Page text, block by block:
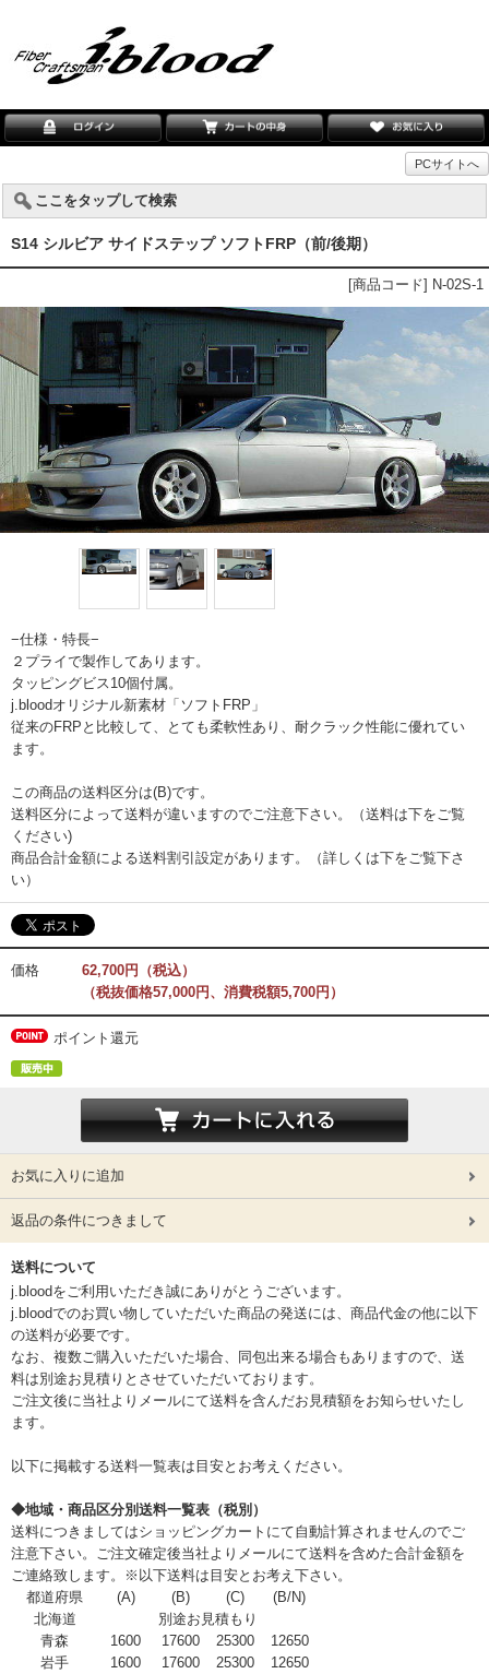
PCサイトへ
ここをタップして検索
S14 シルビア サイドステップ ソフトFRP（前/後期）
[商品コード] N-02S-1
−仕様・特長−
２プライで製作してあります。
タッピングビス10個付属。
j.bloodオリジナル新素材「ソフトFRP」
従来のFRPと比較して、とても柔軟性あり、耐クラック性能に優れてい
ます。
この商品の送料区分は(B)です。
送料区分によって送料が違いますのでご注意下さい。（送料は下をご覧
ください)
商品合計金額による送料割引設定があります。（詳しくは下をご覧下さ
い）
価格
62,700円（税込）
（税抜価格57,000円、消費税額5,700円）
ポイント還元
お気に入りに追加
返品の条件につきまして
送料について
j.bloodをご利用いただき誠にありがとうございます。
j.bloodでのお買い物していただいた商品の発送には、商品代金の他に以下
の送料が必要です。
なお、複数ご購入いただいた場合、同包出来る場合もありますので、送
料は別途お見積りとさせていただいております。
ご注文後に当社よりメールにて送料を含んだお見積額をお知らせいたし
ます。
以下に掲載する送料一覧表は目安とお考えください。
◆地域・商品区分別送料一覧表（税別）
送料につきましてはショッピングカートにて自動計算されませんのでご
注意下さい。ご注文確定後当社よりメールにて送料を含めた合計金額を
ご連絡致します。※以下送料は目安とお考え下さい。
都道府県
(A) (B) (C)
(B/N)
北海道
別途お見積もり
青森
1600 17600 25300
12650
岩手
1600 17600 25300
12650